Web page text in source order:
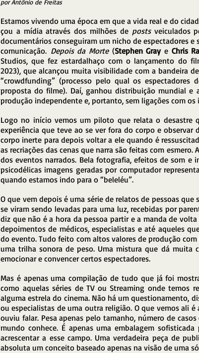
por Antônio de Freitas
Estamos vivendo uma época em que a vida real e do
çou a mídia através dos milhões de posts veiculados
documentários conseguiram um nicho de espectadores
comunicação. Depois da Morte (Stephen Gray e Chris
Studios, que fez estardalhaço com o lançamento do
2023), que alcançou muita visibilidade com a bandeira
“crowdfunding” (processo pelo qual os espectadores
proposta do filme). Daí, ganhou distribuição mundial e
produção independente e, portanto, sem ligações com
Logo no início vemos um piloto que relata o desastre
experiência que teve ao se ver fora do corpo e observar
corpo inerte para depois voltar a ele quando é
as recriações das cenas que narra são feitas com
dos eventos narrados. Bela fotografia, efeitos de som e
psicodélicas imagens geradas por computador
quando estamos indo para o “beleléu”.
O que vem depois é uma série de relatos de pessoas
se viram sendo levadas para uma luz, recebidas por
diz que não é a hora da pessoa partir e a manda de
depoimentos de médicos, especialistas e até aqueles
do evento. Tudo feito com altos valores de produção
uma trilha sonora de peso. Uma mistura que dá muita
emocionar e convencer certos espectadores.
Mas é apenas uma compilação de tudo que já foi
como aquelas séries de TV ou Streaming onde temos
alguma estrela do cinema. Não há um questionamento,
ou especialistas de uma outra religião. O que vemos ali
ouviu falar. Pesa apenas pelo tamanho, número de
mundo conhece. É apenas uma embalagem
acrescentar a esse campo. Uma verdadeira peça de
absoluta um conceito baseado apenas na visão de uma